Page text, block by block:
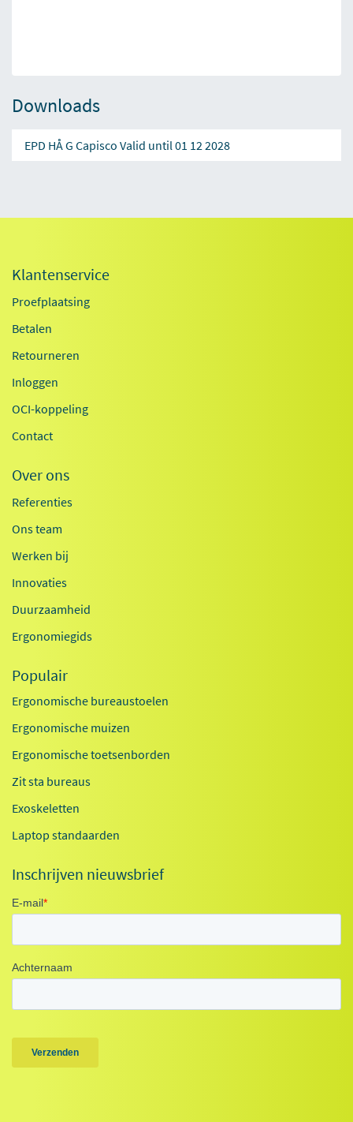
Downloads
EPD HÅ G Capisco Valid until 01 12 2028
Klantenservice
Proefplaatsing
Betalen
Retourneren
Inloggen
OCI-koppeling
Contact
Over ons
Referenties
Ons team
Werken bij
Innovaties
Duurzaamheid
Ergonomiegids
Populair
Ergonomische bureaustoelen
Ergonomische muizen
Ergonomische toetsenborden
Zit sta bureaus
Exoskeletten
Laptop standaarden
Inschrijven nieuwsbrief